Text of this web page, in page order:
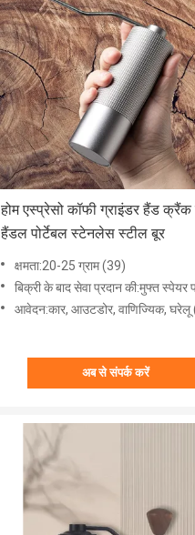
होम एस्प्रेसो कॉफी ग्राइंडर हैंड क्रैंक
हैंडल पोर्टेबल स्टेनलेस स्टील बूर
क्षमता:20-25 ग्राम (39)
बिक्री के बाद सेवा प्रदान की:मुफ्त स्पेयर
आवेदन:कार, ​​आउटडोर, वाणिज्यिक, घरेलू
अब से संपर्क करें